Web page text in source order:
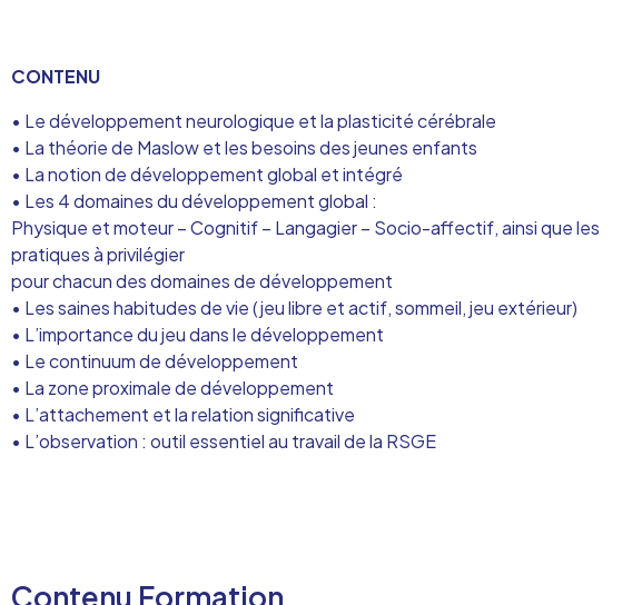
CONTENU
• Le développement neurologique et la plasticité cérébrale
• La théorie de Maslow et les besoins des jeunes enfants
• La notion de développement global et intégré
• Les 4 domaines du développement global :
Physique et moteur – Cognitif – Langagier – Socio-affectif, ainsi que les
pratiques à privilégier
pour chacun des domaines de développement
• Les saines habitudes de vie (jeu libre et actif, sommeil, jeu extérieur)
• L’importance du jeu dans le développement
• Le continuum de développement
• La zone proximale de développement
• L’attachement et la relation significative
• L’observation : outil essentiel au travail de la RSGE
Contenu Formation